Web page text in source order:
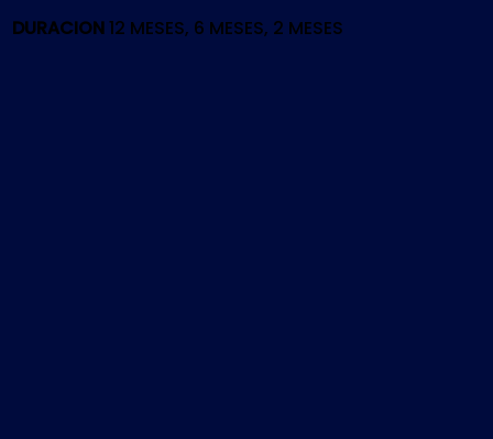
cantidad
DURACION12 MESES, 6 MESES, 2 MESES